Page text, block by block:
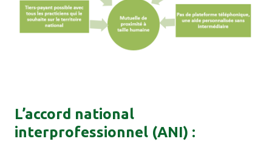
L’accord national
interprofessionnel (ANI) :